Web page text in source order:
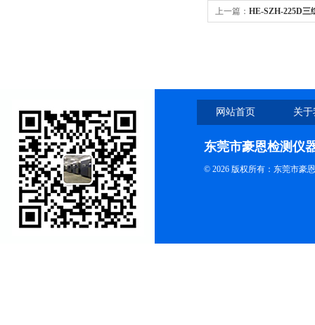
上一篇： HE-SZH-225D三
网站首页 关
东莞市豪恩检测仪
© 2026 版权所有：东莞市豪